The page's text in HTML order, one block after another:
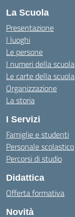
La Scuola
Presentazione
I luoghi
Le persone
I numeri della scuola
Le carte della scuola
Organizzazione
La storia
I Servizi
Famiglie e studenti
Personale scolastico
Percorsi di studio
Didattica
Offerta formativa
Novità